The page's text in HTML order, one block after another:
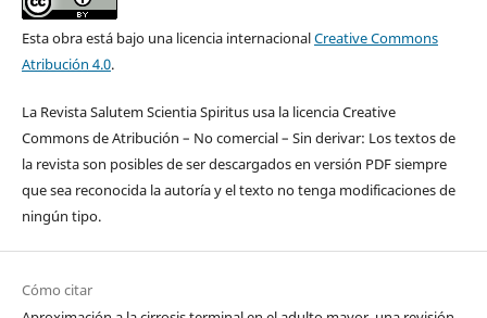
Esta obra está bajo una licencia internacionalCreative Commons
Atribución 4.0.
La Revista Salutem Scientia Spiritus usa la licencia Creative
Commons de Atribución – No comercial – Sin derivar: Los textos de
la revista son posibles de ser descargados en versión PDF siempre
que sea reconocida la autoría y el texto no tenga modificaciones de
ningún tipo.
Cómo citar